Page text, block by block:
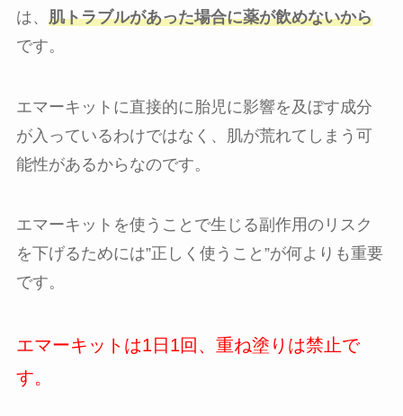
は、 肌トラブルがあった場合に薬が飲めないから
です。
エマーキットに直接的に胎児に影響を及ぼす成分
が入っているわけではなく、肌が荒れてしまう可
能性があるからなのです。
エマーキットを使うことで生じる副作用のリスク
を下げるためには”正しく使うこと”が何よりも重要
です。
エマーキットは1日1回、重ね塗りは禁止で
す。